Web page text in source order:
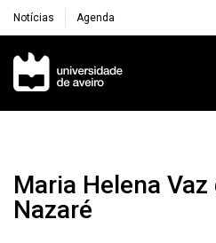
Notícias Agenda
Navegação Principal
Maria Helena Vaz de Carvalho
Nazaré